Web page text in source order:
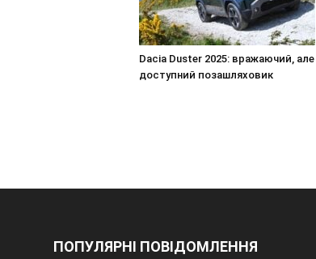
Dacia Duster 2025: вражаючий, але
доступний позашляховик
ПОПУЛЯРНІ ПОВІДОМЛЕННЯ